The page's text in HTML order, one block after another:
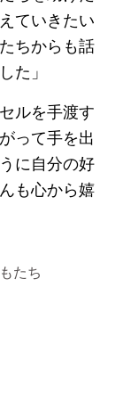
ていきたい
ちからも話
た」
ルを手渡す
って手を出
に自分の好
も心から嬉
たち